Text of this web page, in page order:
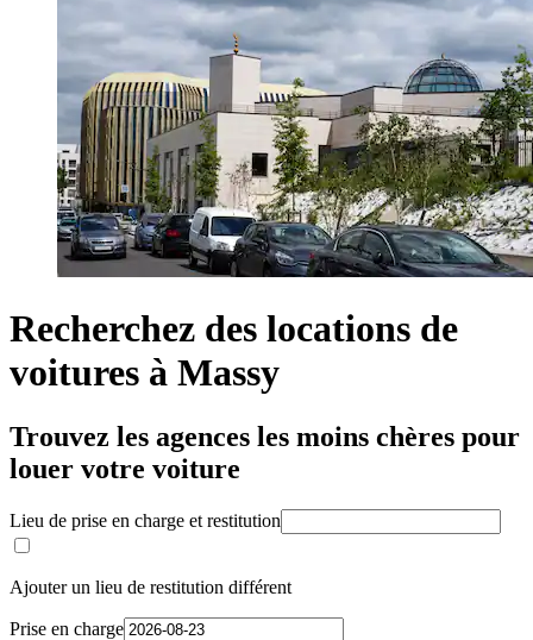
Recherchez des locations de
voitures à Massy
Trouvez les agences les moins chères pour
louer votre voiture
Lieu de prise en charge et restitution
Ajouter un lieu de restitution différent
Prise en charge